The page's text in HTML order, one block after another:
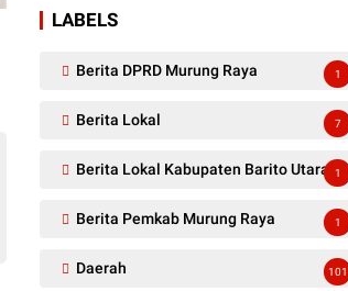
LABELS
Berita DPRD Murung Raya 1
Berita Lokal 7
Berita Lokal Kabupaten Barito Utara 1
Berita Pemkab Murung Raya 1
Daerah 101